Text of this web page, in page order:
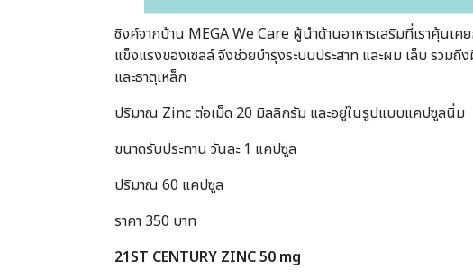
ซิงค์จากบ้าน MEGA We Care ผู้นำด้านอาหารเสริมที่เราคุ้น
แข็งแรงของเซลล์ จึงช่วยบำรุงระบบประสาท และผม เล็บ รว
และธาตุเหล็ก
ปริมาณ Zinc ต่อเม็ด 20 มิลลิกรัม และอยู่ในรูปแบบแคปซูลนิ่ม
ขนาดรับประทาน วันละ 1 แคปซูล
ปริมาณ 60 แคปซูล
ราคา 350 บาท
21ST CENTURY ZINC 50 mg